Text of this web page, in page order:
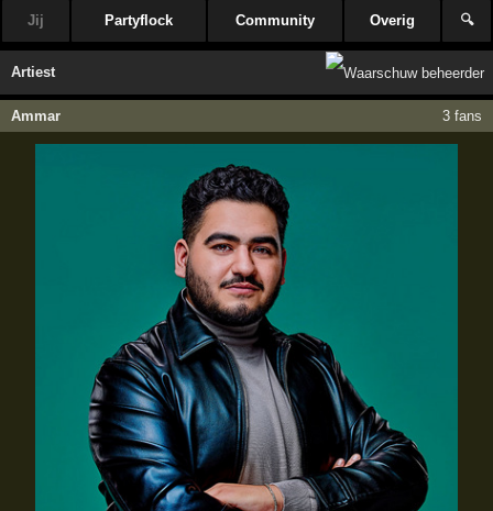
Jij Partyflock Community Overig 🔍
Artiest
Ammar 3 fans